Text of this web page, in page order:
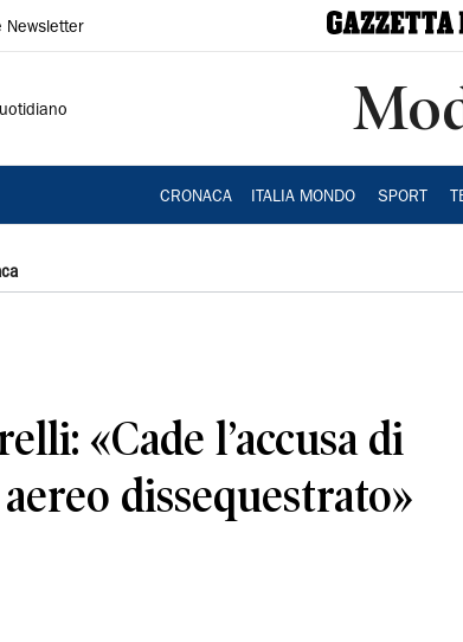
Newsletter
CRONACA ITALIA MONDO SPORT
«Cade l’accusa di
dissequestrato»